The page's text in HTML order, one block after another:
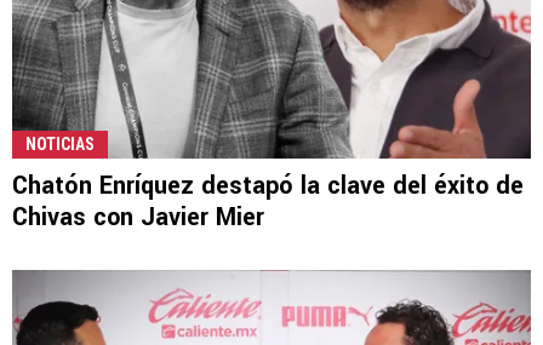
NOTICIAS
Chatón Enríquez destapó la clave del éxito de
Chivas con Javier Mier